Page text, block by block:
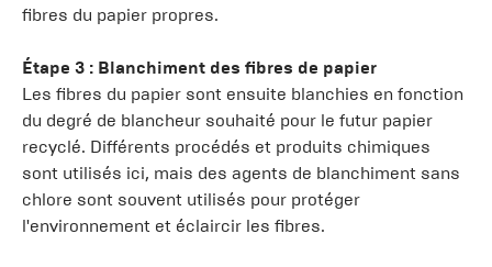
fibres du papier propres.
Étape 3 : Blanchiment des fibres de papier
Les fibres du papier sont ensuite blanchies en fonction
du degré de blancheur souhaité pour le futur papier
recyclé. Différents procédés et produits chimiques
sont utilisés ici, mais des agents de blanchiment sans
chlore sont souvent utilisés pour protéger
l'environnement et éclaircir les fibres.